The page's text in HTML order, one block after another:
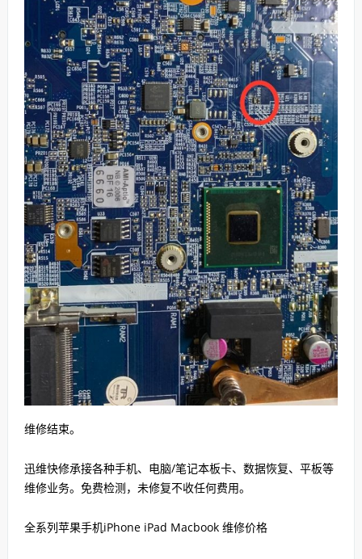
维修结束。
迅维快修承接各种手机、电脑/笔记本板卡、数据恢复、平板等
维修业务。免费检测，未修复不收任何费用。
全系列苹果手机iPhone iPad Macbook 维修价格